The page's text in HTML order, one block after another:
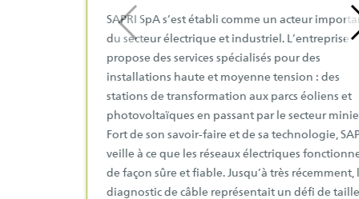
SAPRI SpA s’est établi comme un acteur
du secteur électrique et industriel. L’entreprise
propose des services spécialisés pour des
installations haute et moyenne tension : des
stations de transformation aux parcs éoliens et
photovoltaïques en passant par le secteur
Fort de son savoir-faire et de sa technologie,
veille à ce que les réseaux électriques
de façon sûre et fiable. Jusqu’à très récemment,
diagnostic de câble représentait un défi de taille